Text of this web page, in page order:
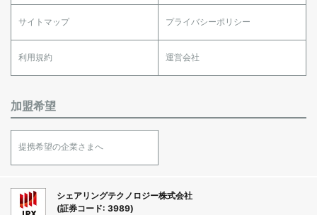
サイトマップ プライバシーポリシー
利用規約 運営会社
加盟希望
提携希望の企業さまへ
シェアリングテクノロジー株式会社
(証券コード: 3989)